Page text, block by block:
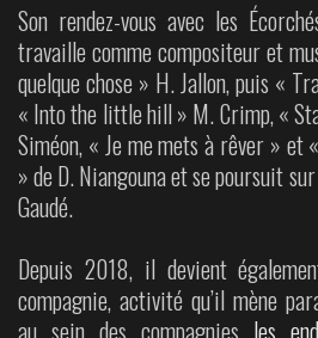
Son rendez-vous avec les
travaille comme compositeur et
quelque chose » H. Jallon, puis «
« Into the little hill » M. Crimp, «
Siméon, « Je me mets à rêver » et
» de D. Niangouna et se poursuit
Gaudé.
Depuis 2018, il devient
compagnie, activité qu’il mène
au sein des compagnies les